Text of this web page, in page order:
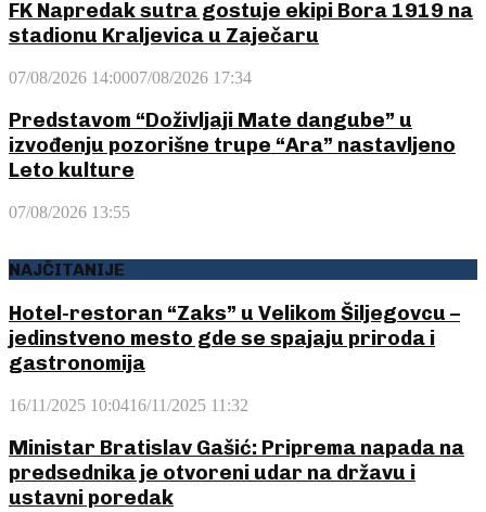
FK Napredak sutra gostuje ekipi Bora 1919 na
stadionu Kraljevica u Zaječaru
07/08/2026 14:0007/08/2026 17:34
Predstavom “Doživljaji Mate dangube” u
izvođenju pozorišne trupe “Ara” nastavljeno
Leto kulture
07/08/2026 13:55
NAJČITANIJE
Hotel-restoran “Zaks” u Velikom Šiljegovcu –
jedinstveno mesto gde se spajaju priroda i
gastronomija
16/11/2025 10:0416/11/2025 11:32
Ministar Bratislav Gašić: Priprema napada na
predsednika je otvoreni udar na državu i
ustavni poredak